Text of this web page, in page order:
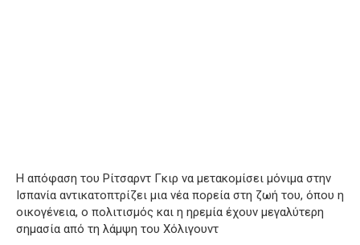
Η απόφαση του Ρίτσαρντ Γκιρ να μετακομίσει μόνιμα στην
Ισπανία αντικατοπτρίζει μια νέα πορεία στη ζωή του, όπου η
οικογένεια, ο πολιτισμός και η ηρεμία έχουν μεγαλύτερη
σημασία από τη λάμψη του Χόλιγουντ